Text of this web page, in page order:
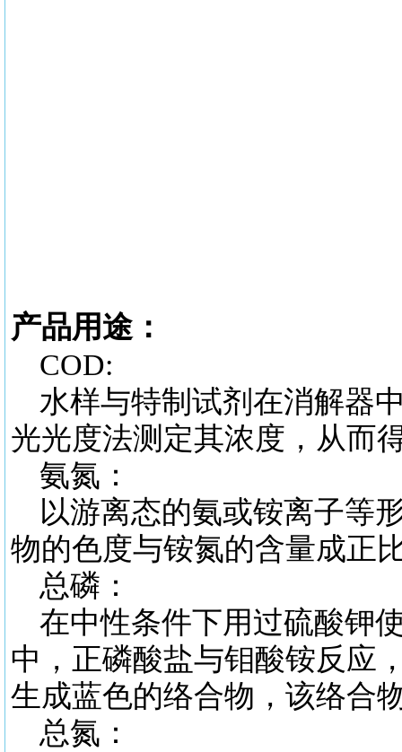
产品用途：
COD:
水样与特制试剂在消解器
光光度法测定其浓度，从而
氨氮：
以游离态的氨或铵离子等
物的色度与铵氮的含量成正
总磷：
在中性条件下用过硫酸钾
中，正磷酸盐与钼酸铵反应
生成蓝色的络合物，该络合
总氮：